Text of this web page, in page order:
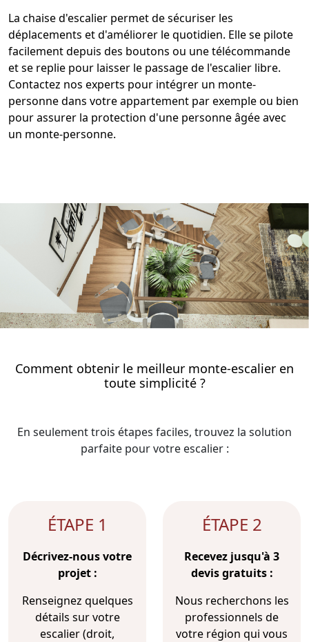
La chaise d'escalier permet de sécuriser les
déplacements et d'améliorer le quotidien. Elle se pilote
facilement depuis des boutons ou une télécommande
et se replie pour laisser le passage de l'escalier libre.
Contactez nos experts pour intégrer un monte-
personne dans votre appartement par exemple ou bien
pour assurer la protection d'une personne âgée avec
un monte-personne.
Comment obtenir le meilleur monte-escalier en
toute simplicité ?
En seulement trois étapes faciles, trouvez la solution
parfaite pour votre escalier :
ÉTAPE 1
Décrivez-nous votre
projet :
Renseignez quelques
détails sur votre
escalier (droit,
ÉTAPE 2
Recevez jusqu'à 3
devis gratuits :
Nous recherchons les
professionnels de
votre région qui vous